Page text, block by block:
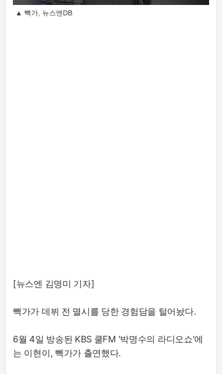
▲ 빽가, 뉴스엔DB
[뉴스엔 김명미 기자]
빽가가 데뷔 전 멸시를 당한 경험담을 털어놨다.
6월 4일 방송된 KBS 쿨FM '박명수의 라디오쇼'에
는 이현이, 빽가가 출연했다.